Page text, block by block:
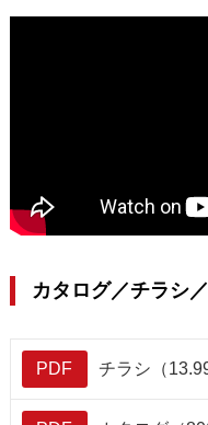
カタログ／チラシ
PDF チラシ（